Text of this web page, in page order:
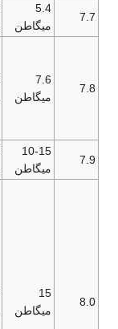
7.7
5.4
ميگاطن
7.8
7.6
ميگاطن
7.9
10-15
ميگاطن
8.0
15
ميگاطن